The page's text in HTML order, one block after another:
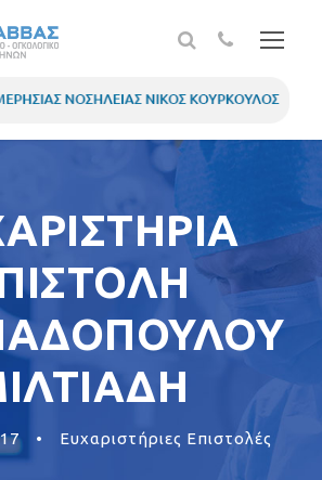
• Ευχαριστήριες Επιστολές